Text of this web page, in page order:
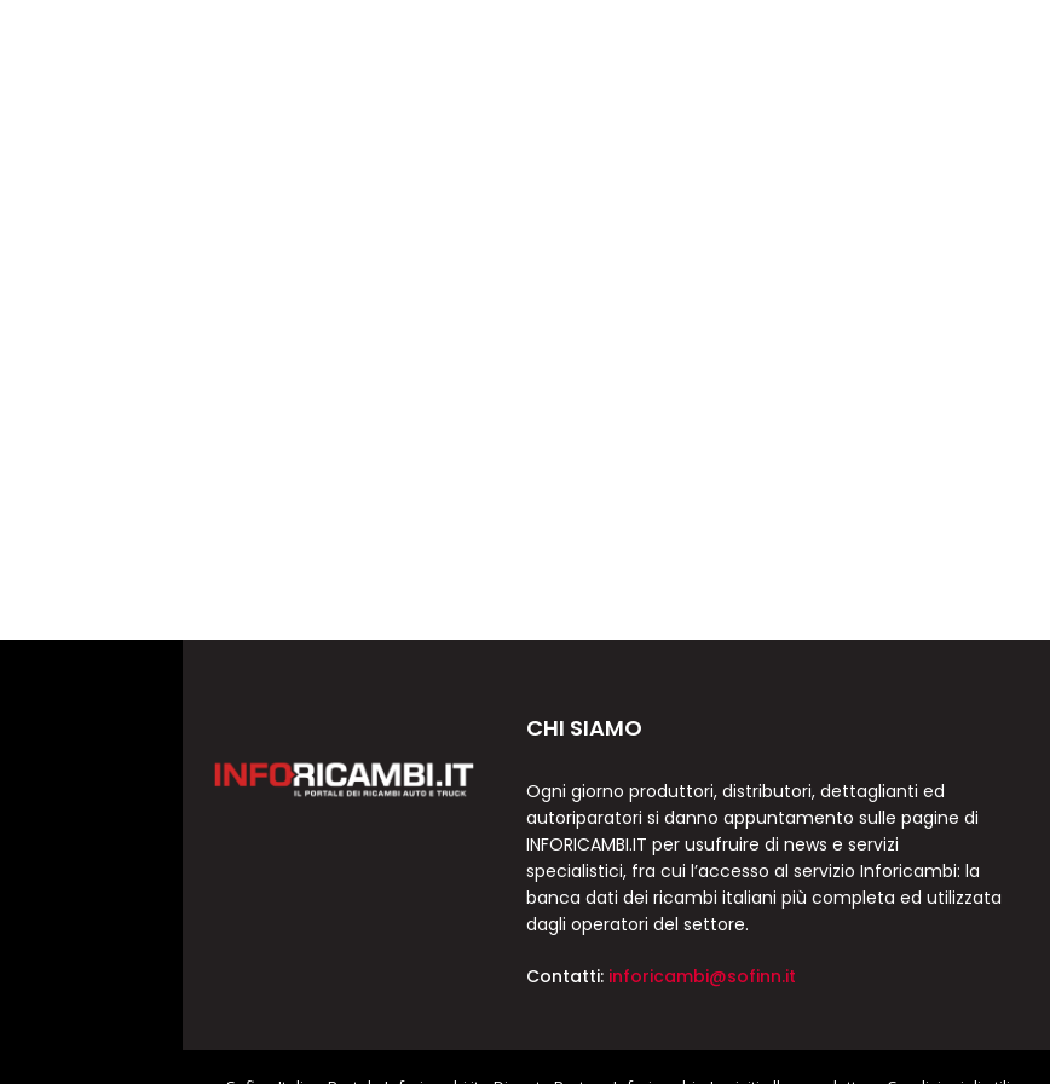
CHI SIAMO
Ogni giorno produttori, distributori, dettaglianti ed
autoriparatori si danno appuntamento sulle pagine di
INFORICAMBI.IT per usufruire di news e servizi
specialistici, fra cui l’accesso al servizio Inforicambi: la
banca dati dei ricambi italiani più completa ed utilizzata
dagli operatori del settore.
Contatti: inforicambi@sofinn.it